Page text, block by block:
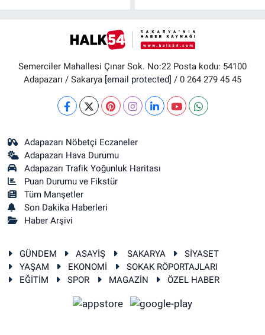
Semerciler Mahallesi Çınar Sok. No:22 Posta kodu: 54100
Adapazarı / Sakarya [email protected] / 0 264 279 45 45
Adapazarı Nöbetçi Eczaneler
Adapazarı Hava Durumu
Adapazarı Trafik Yoğunluk Haritası
Puan Durumu ve Fikstür
Tüm Manşetler
Son Dakika Haberleri
Haber Arşivi
GÜNDEM ASAYİŞ SAKARYA
SİYASET
YAŞAM
EKONOMİ
SOKAK RÖPORTAJLARI
EĞİTİM
SPOR MAGAZİN ÖZEL HABER